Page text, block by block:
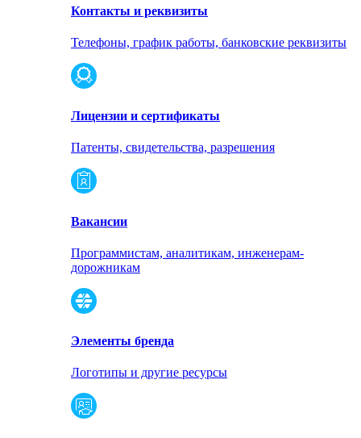
Контакты и реквизиты
Телефоны, график работы, банковские реквизиты
Лицензии и сертификаты
Патенты, свидетельства, разрешения
Вакансии
Программистам, аналитикам, инженерам-
дорожникам
Элементы бренда
Логотипы и другие ресурсы